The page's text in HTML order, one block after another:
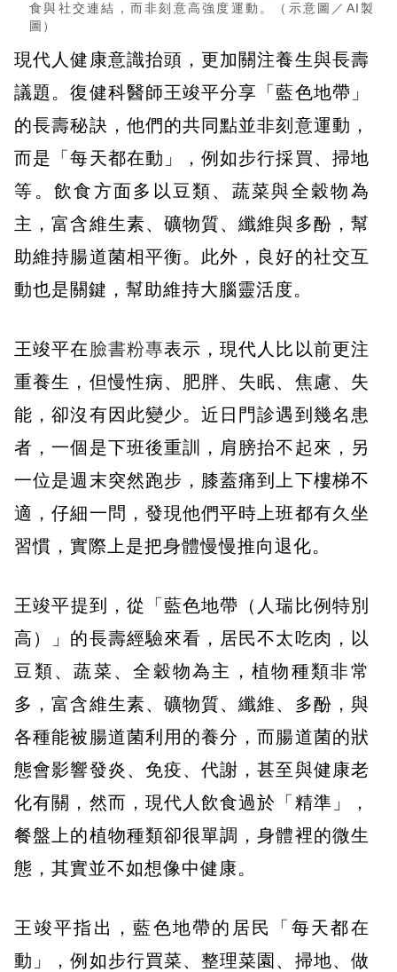
食與社交連結，而非刻意高強度運動。（示意圖／AI製
圖）
現代人健康意識抬頭，更加關注養生與長壽
議題。復健科醫師王竣平分享「藍色地帶」
的長壽秘訣，他們的共同點並非刻意運動，
而是「每天都在動」，例如步行採買、掃地
等。飲食方面多以豆類、蔬菜與全穀物為
主，富含維生素、礦物質、纖維與多酚，幫
助維持腸道菌相平衡。此外，良好的社交互
動也是關鍵，幫助維持大腦靈活度。
王竣平在臉書粉專表示，現代人比以前更注
重養生，但​慢性病、肥胖、失眠、焦慮、失
能，卻沒有因此變少。近日門診遇到幾名患
者，一個是下班後重訓，肩膀抬不起來，另
一位是週末突然跑步，膝蓋痛到上下樓梯不
適，仔細一問，發現他們平時上班都有久坐
習慣，實際上是把身體慢慢推向退化。
​王竣平提到，從「藍色地帶（人瑞比例特別
高）」的長壽經驗來看，居民不太吃肉，以
豆類、蔬菜、全穀物為主，植物種類非常
多，富含維生素、礦物質、纖維、多酚，與
各種能被腸道菌利用的養分，而腸道菌的狀
態會影響發炎、免疫、代謝，甚至與健康老
化有關，然而，現代人飲食過於「精準」，
餐盤上的植物種類卻很單調，身體裡的微生
態，其實並不如想像中健康。
王竣平指出，藍色地帶的居民「每天都在
動」，例如步行買菜、整理菜園、掃地、做